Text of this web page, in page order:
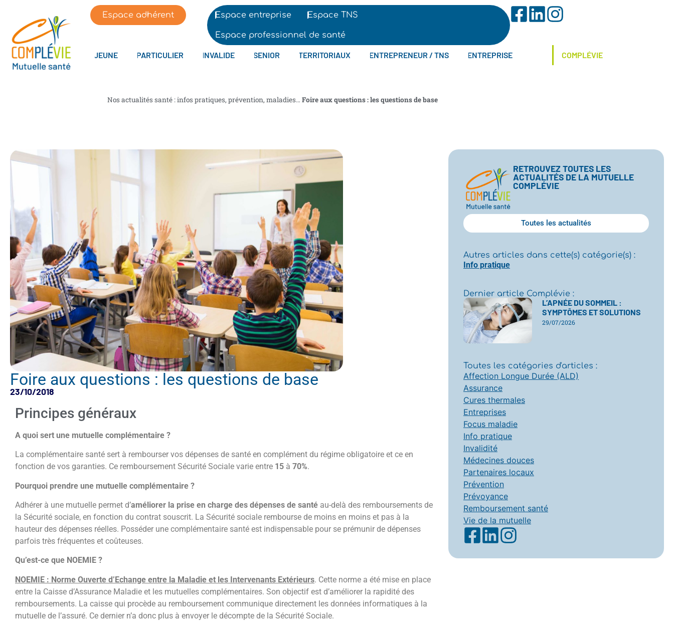
Espace adhérent Espace entreprise Espace TNS
Espace professionnel de santé
JEUNE PARTICULIER INVALIDE SENIOR TERRITORIAUX ENTREPRENEUR / TNS ENTREPRISE COMPLÉVIE
Nos actualités santé : infos pratiques, prévention, maladies… Foire aux questions : les questions de base
Foire aux questions : les questions de base
23/10/2018
Principes généraux
A quoi sert une mutuelle complémentaire ?
La complémentaire santé sert à rembourser vos dépenses de santé en complément du régime obligatoire et ce en
fonction de vos garanties. Ce remboursement Sécurité Sociale varie entre 15 à 70%.
Pourquoi prendre une mutuelle complémentaire ?
Adhérer à une mutuelle permet d’améliorer la prise en charge des dépenses de santé au-delà des remboursements de
la Sécurité sociale, en fonction du contrat souscrit. La Sécurité sociale rembourse de moins en moins et pas à la
hauteur des dépenses réelles. Posséder une complémentaire santé est indispensable pour se prémunir de dépenses
parfois très fréquentes et coûteuses.
Qu’est-ce que NOEMIE ?
NOEMIE : Norme Ouverte d’Echange entre la Maladie et les Intervenants Extérieurs. Cette norme a été mise en place
entre la Caisse d’Assurance Maladie et les mutuelles complémentaires. Son objectif est d’améliorer la rapidité des
remboursements. La caisse qui procède au remboursement communique directement les données informatiques à la
mutuelle de l’assuré. Ce dernier n’a donc plus à envoyer le décompte de la Sécurité Sociale.
RETROUVEZ TOUTES LES
ACTUALITÉS DE LA MUTUELLE
COMPLÉVIE
Toutes les actualités
Autres articles dans cette(s) catégorie(s) :
Info pratique
Dernier article Complévie :
L’APNÉE DU SOMMEIL :
SYMPTÔMES ET SOLUTIONS
29/07/2026
Toutes les catégories d'articles :
Affection Longue Durée (ALD)
Assurance
Cures thermales
Entreprises
Focus maladie
Info pratique
Invalidité
Médecines douces
Partenaires locaux
Prévention
Prévoyance
Remboursement santé
Vie de la mutuelle